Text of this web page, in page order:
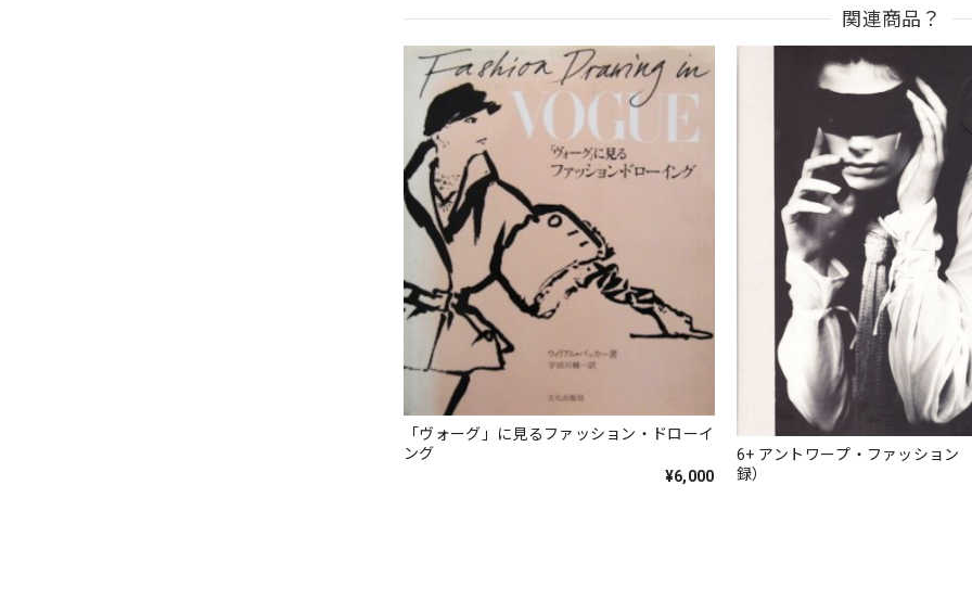
関連商品？
「ヴォーグ」に見るファッション・ドローイ
ング
¥6,000
6+ アントワープ・ファッション
録）